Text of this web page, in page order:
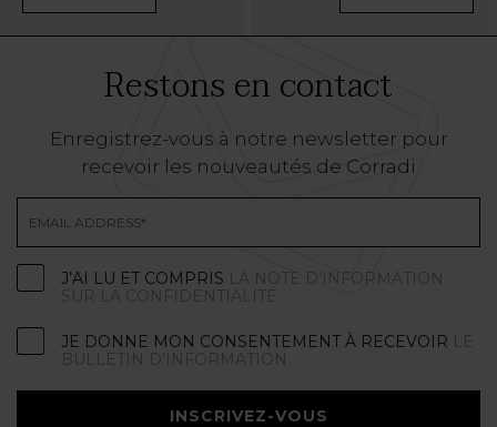
Restons en contact
Enregistrez-vous à notre newsletter pour
recevoir les nouveautés de Corradi
J’AI LU ET COMPRIS LA NOTE D’INFORMATION
SUR LA CONFIDENTIALITÉ
JE DONNE MON CONSENTEMENT À RECEVOIR LE
BULLETIN D'INFORMATION
INSCRIVEZ-VOUS